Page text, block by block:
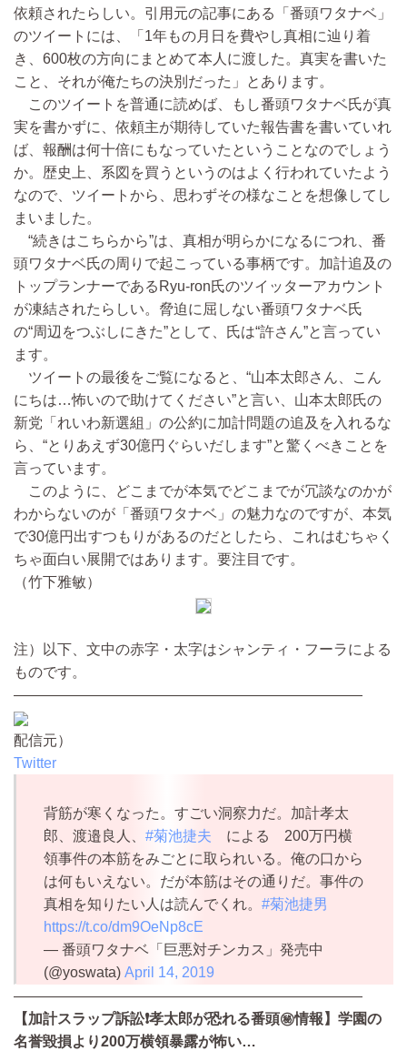
依頼されたらしい。引用元の記事にある「番頭ワタナベ」
のツイートには、「1年もの月日を費やし真相に辿り着
き、600枚の方向にまとめて本人に渡した。真実を書いた
こと、それが俺たちの決別だった」とあります。
このツイートを普通に読めば、もし番頭ワタナベ氏が真
実を書かずに、依頼主が期待していた報告書を書いていれ
ば、報酬は何十倍にもなっていたということなのでしょう
か。歴史上、系図を買うというのはよく行われていたよう
なので、ツイートから、思わずその様なことを想像してし
まいました。
“続きはこちらから”は、真相が明らかになるにつれ、番
頭ワタナベ氏の周りで起こっている事柄です。加計追及の
トップランナーであるRyu-ron氏のツイッターアカウント
が凍結されたらしい。脅迫に屈しない番頭ワタナベ氏
の“周辺をつぶしにきた”として、氏は“許さん”と言ってい
ます。
ツイートの最後をご覧になると、“山本太郎さん、こん
にちは…怖いので助けてください”と言い、山本太郎氏の
新党「れいわ新選組」の公約に加計問題の追及を入れるな
ら、“とりあえず30億円ぐらいだします”と驚くべきことを
言っています。
このように、どこまでが本気でどこまでが冗談なのかが
わからないのが「番頭ワタナベ」の魅力なのですが、本気
で30億円出すつもりがあるのだとしたら、これはむちゃく
ちゃ面白い展開ではあります。要注目です。
（竹下雅敏）
注）以下、文中の赤字・太字はシャンティ・フーラによる
ものです。
————————————————————————
配信元）
Twitter
背筋が寒くなった。すごい洞察力だ。加計孝太
郎、渡邉良人、 #菊池捷夫 による 200万円横
領事件の本筋をみごとに取られいる。俺の口から
は何もいえない。だが本筋はその通りだ。事件の
真相を知りたい人は読んでくれ。 #菊池捷男
https://t.co/dm9OeNp8cE
— 番頭ワタナベ「巨悪対チンカス」発売中
(@yoswata) April 14, 2019
————————————————————————
【加計スラップ訴訟❗️孝太郎が恐れる番頭㊙️情報】学園の
名誉毀損より200万横領暴露が怖い…